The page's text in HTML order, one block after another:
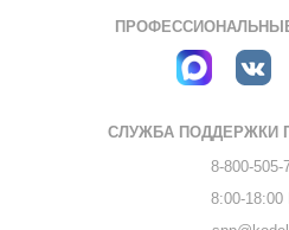
СЛУЖБА ПОДДЕРЖКИ
8-800-505-
8:00-